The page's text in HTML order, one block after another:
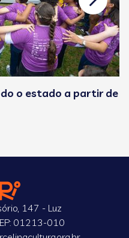
o estado a partir de
147 - Luz
01213-010